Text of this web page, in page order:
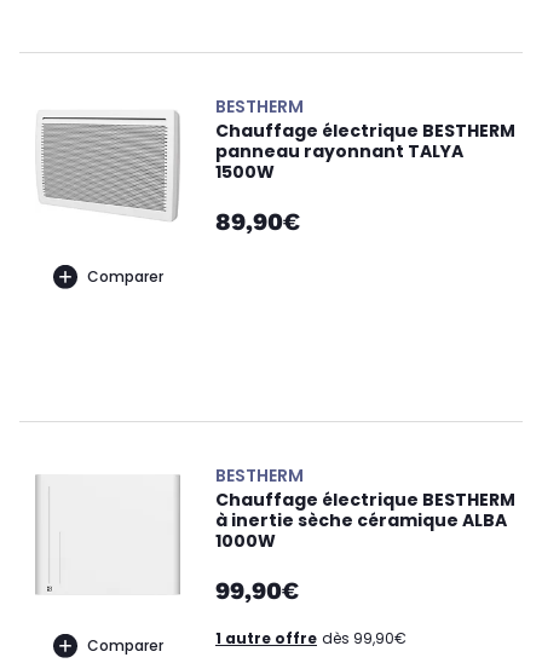
Comparer
BESTHERM
Chauffage électrique BESTHERM
panneau rayonnant TALYA
1500W
89,90€
Comparer
BESTHERM
Chauffage électrique BESTHERM
à inertie sèche céramique ALBA
1000W
99,90€
1 autre offre dès 99,90€